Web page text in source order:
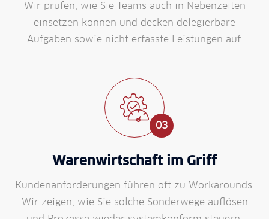
Wir prüfen, wie Sie Teams auch in Neben­zeiten
ein­setzen können und decken delegier­bare
Aufgaben sowie nicht er­fasste Leistungen auf.
03
Waren­wirtschaft im Griff
Kunden­anforderungen führen oft zu Work­arounds.
Wir zeigen, wie Sie solche Sonder­wege auflösen